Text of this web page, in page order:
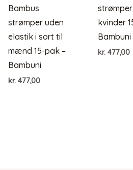
Bambus
strømper uden
elastik i sort til
mænd 15-pak –
Bambuni
kr.477,00
kvinder
Bambuni
kr. 477,00